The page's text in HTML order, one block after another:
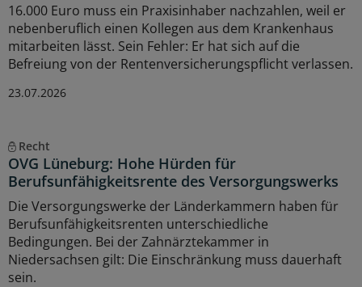
16.000 Euro muss ein Praxisinhaber nachzahlen, weil er
nebenberuflich einen Kollegen aus dem Krankenhaus
mitarbeiten lässt. Sein Fehler: Er hat sich auf die
Befreiung von der Rentenversicherungspflicht verlassen.
23.07.2026
Recht
OVG Lüneburg: Hohe Hürden für
Berufsunfähigkeitsrente des Versorgungswerks
Die Versorgungswerke der Länderkammern haben für
Berufsunfähigkeitsrenten unterschiedliche
Bedingungen. Bei der Zahnärztekammer in
Niedersachsen gilt: Die Einschränkung muss dauerhaft
sein.